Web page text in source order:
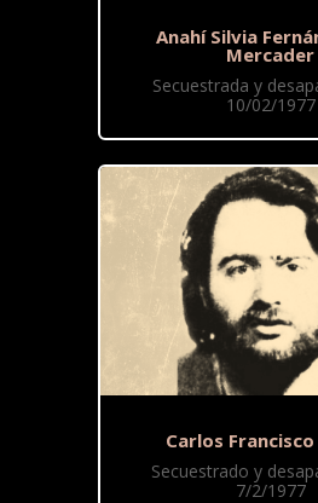
Anahí Silvia
Mercader
Secuestrada y
10/02/1977
Carlos
Secuestrado y
7/2/1977